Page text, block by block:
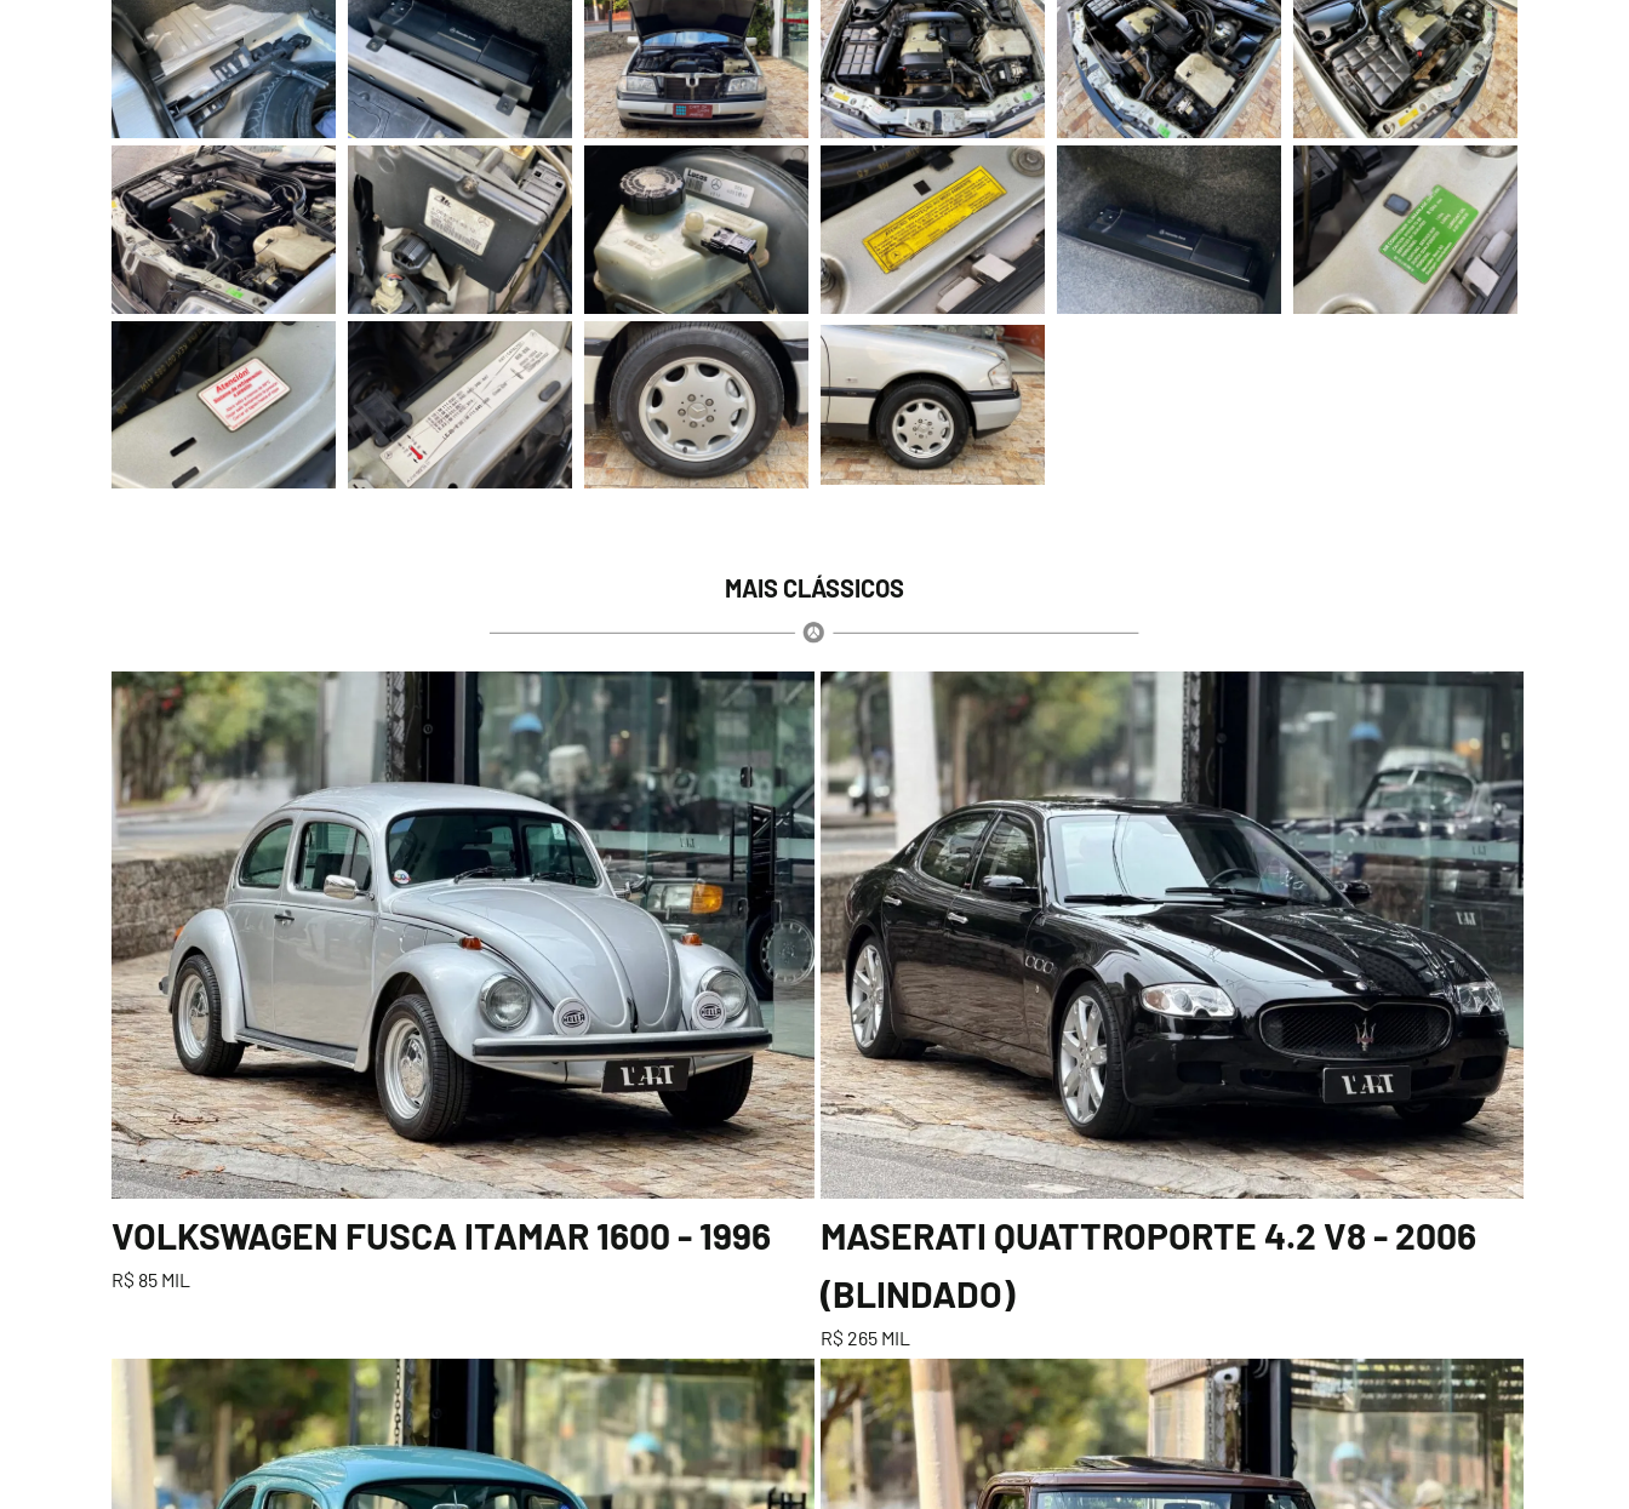
MAIS CLÁSSICOS
VOLKSWAGEN FUSCA ITAMAR 1600 - 1996
R$ 85 MIL
MASERATI QUATTROPORTE 4.2 V8 - 2006
(BLINDADO)
R$ 265 MIL